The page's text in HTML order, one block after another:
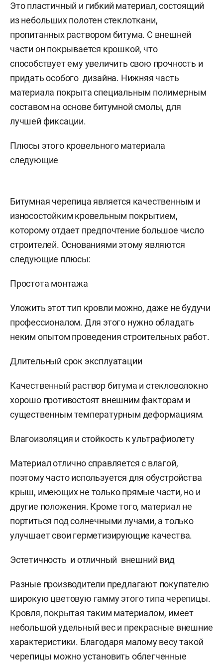
Это пластичный и гибкий материал, состоящий
из небольших полотен стеклоткани,
пропитанных раствором битума. С внешней
части он покрывается крошкой, что
способствует ему увеличить свою прочность и
придать особого дизайна. Нижняя часть
материала покрыта специальным полимерным
составом на основе битумной смолы, для
лучшей фиксации.
Плюсы этого кровельного материала
следующие
Битумная черепица является качественным и
износостойким кровельным покрытием,
которому отдает предпочтение большое число
строителей. Основаниями этому являются
следующие плюсы:
Простота монтажа
Уложить этот тип кровли можно, даже не будучи
профессионалом. Для этого нужно обладать
неким опытом проведения строительных работ.
Длительный срок эксплуатации
Качественный раствор битума и стекловолокно
хорошо противостоят внешним факторам и
существенным температурным деформациям.
Влагоизоляция и стойкость к ультрафиолету
Материал отлично справляется с влагой,
поэтому часто используется для обустройства
крыш, имеющих не только прямые части, но и
другие положения. Кроме того, материал не
портиться под солнечными лучами, а только
улучшает свои герметизирующие качества.
Эстетичность и отличный внешний вид
Разные производители предлагают покупателю
широкую цветовую гамму этого типа черепицы.
Кровля, покрытая таким материалом, имеет
небольшой удельный вес и прекрасные внешние
характеристики. Благодаря малому весу такой
черепицы можно установить облегченные